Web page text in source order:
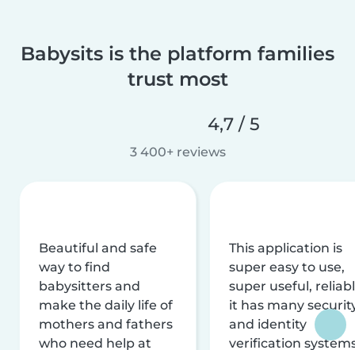
Babysits is the platform families
trust most
4,7 / 5
3 400+ reviews
Beautiful and safe
way to find
babysitters and
make the daily life of
mothers and fathers
who need help at
This application is
super easy to use,
super useful,
it has many
and identity
verification